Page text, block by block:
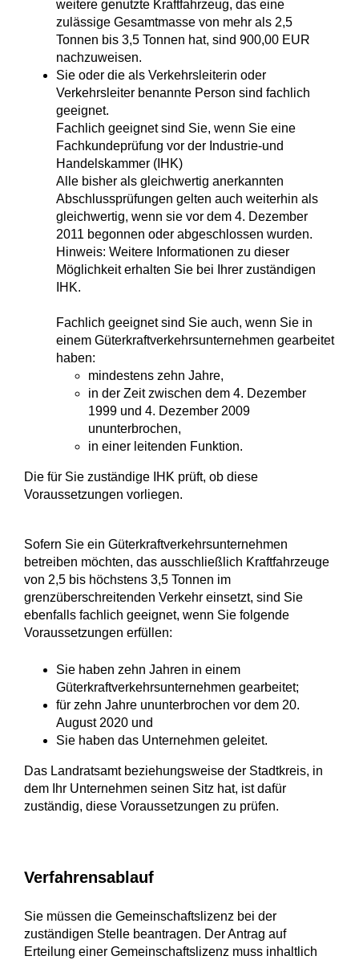
weitere genutzte Kraftfahrzeug, das eine
zulässige Gesamtmasse von mehr als 2,5
Tonnen bis 3,5 Tonnen hat, sind 900,00 EUR
nachzuweisen.
Sie oder die als Verkehrsleiterin oder
Verkehrsleiter benannte Person sind fachlich
geeignet.
Fachlich geeignet sind Sie, wenn Sie eine
Fachkundeprüfung vor der Industrie-und
Handelskammer (IHK)
Alle bisher als gleichwertig anerkannten
Abschlussprüfungen gelten auch weiterhin als
gleichwertig, wenn sie vor dem 4. Dezember
2011 begonnen oder abgeschlossen wurden.
Hinweis: Weitere Informationen zu dieser
Möglichkeit erhalten Sie bei Ihrer zuständigen
IHK.
Fachlich geeignet sind Sie auch, wenn Sie in
einem Güterkraftverkehrsunternehmen gearbeitet
haben:
mindestens zehn Jahre,
in der Zeit zwischen dem 4. Dezember
1999 und 4. Dezember 2009
ununterbrochen,
in einer leitenden Funktion.
Die für Sie zuständige IHK prüft, ob diese
Voraussetzungen vorliegen.
Sofern Sie ein Güterkraftverkehrsunternehmen
betreiben möchten, das ausschließlich Kraftfahrzeuge
von 2,5 bis höchstens 3,5 Tonnen im
grenzüberschreitenden Verkehr einsetzt, sind Sie
ebenfalls fachlich geeignet, wenn Sie folgende
Voraussetzungen erfüllen:
Sie haben zehn Jahren in einem
Güterkraftverkehrsunternehmen gearbeitet;
für zehn Jahre ununterbrochen vor dem 20.
August 2020 und
Sie haben das Unternehmen geleitet.
Das Landratsamt beziehungsweise der Stadtkreis, in
dem Ihr Unternehmen seinen Sitz hat, ist dafür
zuständig, diese Voraussetzungen zu prüfen.
Verfahrensablauf
Sie müssen die Gemeinschaftslizenz bei der
zuständigen Stelle beantragen. Der Antrag auf
Erteilung einer Gemeinschaftslizenz muss inhaltlich